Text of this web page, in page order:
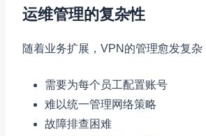
运维管理的复杂性
随着业务扩展，VPN的管理愈发复杂
需要为每个员工配置账号
难以统一管理网络策略
故障排查困难